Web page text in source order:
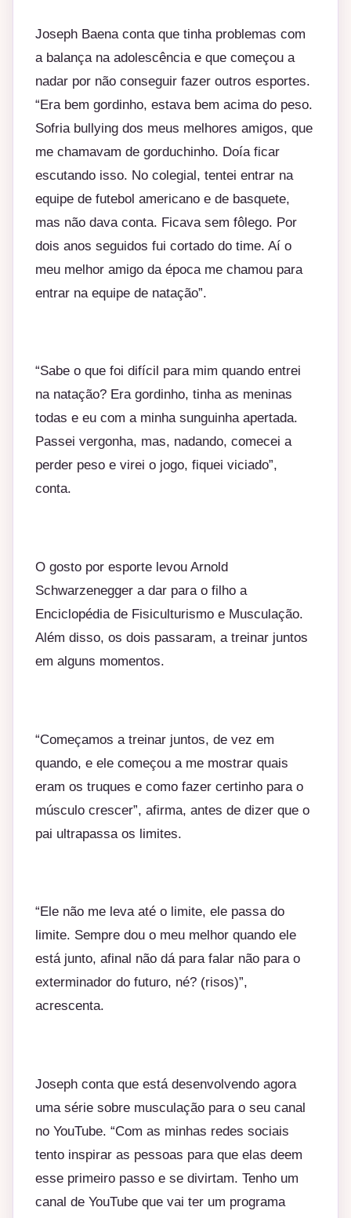
Joseph Baena conta que tinha problemas com
a balança na adolescência e que começou a
nadar por não conseguir fazer outros esportes.
“Era bem gordinho, estava bem acima do peso.
Sofria bullying dos meus melhores amigos, que
me chamavam de gorduchinho. Doía ficar
escutando isso. No colegial, tentei entrar na
equipe de futebol americano e de basquete,
mas não dava conta. Ficava sem fôlego. Por
dois anos seguidos fui cortado do time. Aí o
meu melhor amigo da época me chamou para
entrar na equipe de natação”.
“Sabe o que foi difícil para mim quando entrei
na natação? Era gordinho, tinha as meninas
todas e eu com a minha sunguinha apertada.
Passei vergonha, mas, nadando, comecei a
perder peso e virei o jogo, fiquei viciado”,
conta.
O gosto por esporte levou Arnold
Schwarzenegger a dar para o filho a
Enciclopédia de Fisiculturismo e Musculação.
Além disso, os dois passaram, a treinar juntos
em alguns momentos.
“Começamos a treinar juntos, de vez em
quando, e ele começou a me mostrar quais
eram os truques e como fazer certinho para o
músculo crescer”, afirma, antes de dizer que o
pai ultrapassa os limites.
“Ele não me leva até o limite, ele passa do
limite. Sempre dou o meu melhor quando ele
está junto, afinal não dá para falar não para o
exterminador do futuro, né? (risos)”,
acrescenta.
Joseph conta que está desenvolvendo agora
uma série sobre musculação para o seu canal
no YouTube. “Com as minhas redes sociais
tento inspirar as pessoas para que elas deem
esse primeiro passo e se divirtam. Tenho um
canal de YouTube que vai ter um programa